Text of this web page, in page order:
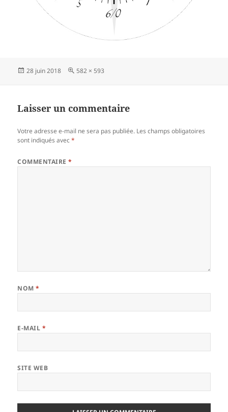
Publié
28 juin 2018
Taille
582 × 593
Laisser un commentaire
Votre adresse e-mail ne sera pas publiée. Les champs obligatoires
sont indiqués avec*
COMMENTAIRE*
NOM*
E-MAIL *
SITE WEB